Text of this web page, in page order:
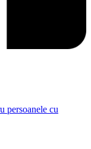
persoanele cu